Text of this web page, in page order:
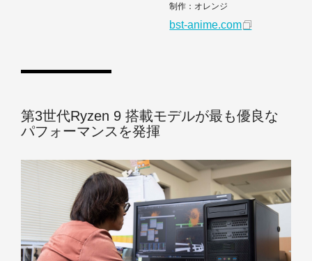
制作：オレンジ
bst-anime.com
第3世代Ryzen 9 搭載モデルが最も優良な
パフォーマンスを発揮